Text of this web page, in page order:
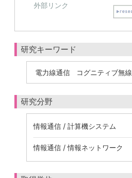
外部リンク
研究キーワード
電力線通信 コグニティブ無線
研究分野
情報通信 / 計算機システム
情報通信 / 情報ネットワーク